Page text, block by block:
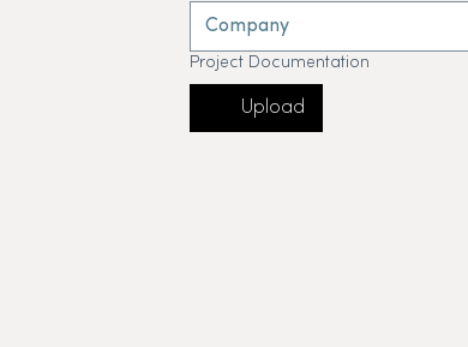
Project Documentation
Upload